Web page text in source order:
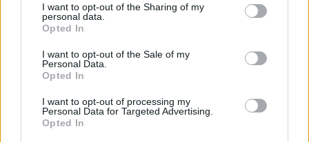
not limited to your visit or usage behaviour. You may click to
grant or deny consent to Google and its third-party tags to
use your data for below specified purposes in below Google
consent section.
I want to opt-out of the Sharing of my
personal data.
Opted In
I want to opt-out of the Sale of my
Personal Data.
Opted In
I want to opt-out of processing my
Personal Data for Targeted Advertising.
Opted In
Πολιτική Απορρήτου&Όροι Χρήσηςτης Google.
ΑΘΛΗΤΙΚΕΣ ΜΕΤΑΔΟΣΕΙΣ
ΤΗΛΕΟΠΤΙΚΕΣ ΜΕΤΑΔΟΣΕΙΣ
Ακολουθήστε το Νewsit.gr στο